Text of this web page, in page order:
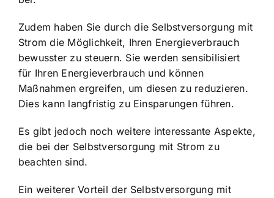
Zudem haben Sie durch die Selbstversorgung mit
Strom die Möglichkeit, Ihren Energieverbrauch
bewusster zu steuern. Sie werden sensibilisiert
für Ihren Energieverbrauch und können
Maßnahmen ergreifen, um diesen zu reduzieren.
Dies kann langfristig zu Einsparungen führen.
Es gibt jedoch noch weitere interessante Aspekte,
die bei der Selbstversorgung mit Strom zu
beachten sind.
Ein weiterer Vorteil der Selbstversorgung mit